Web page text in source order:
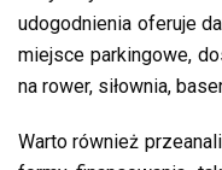
udogodnienia oferuje
miejsce parkingowe,
na rower, siłownia,
Warto również